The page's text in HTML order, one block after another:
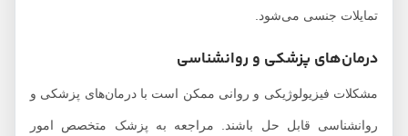
تمایلات جنسی می‌شود.
درمان‌های پزشکی و روانشناسی
مشکلات فیزیولوژیکی و روانی ممکن است با درمان‌های پزشکی و
روانشناسی قابل حل باشند. مراجعه به پزشک متخصص امور